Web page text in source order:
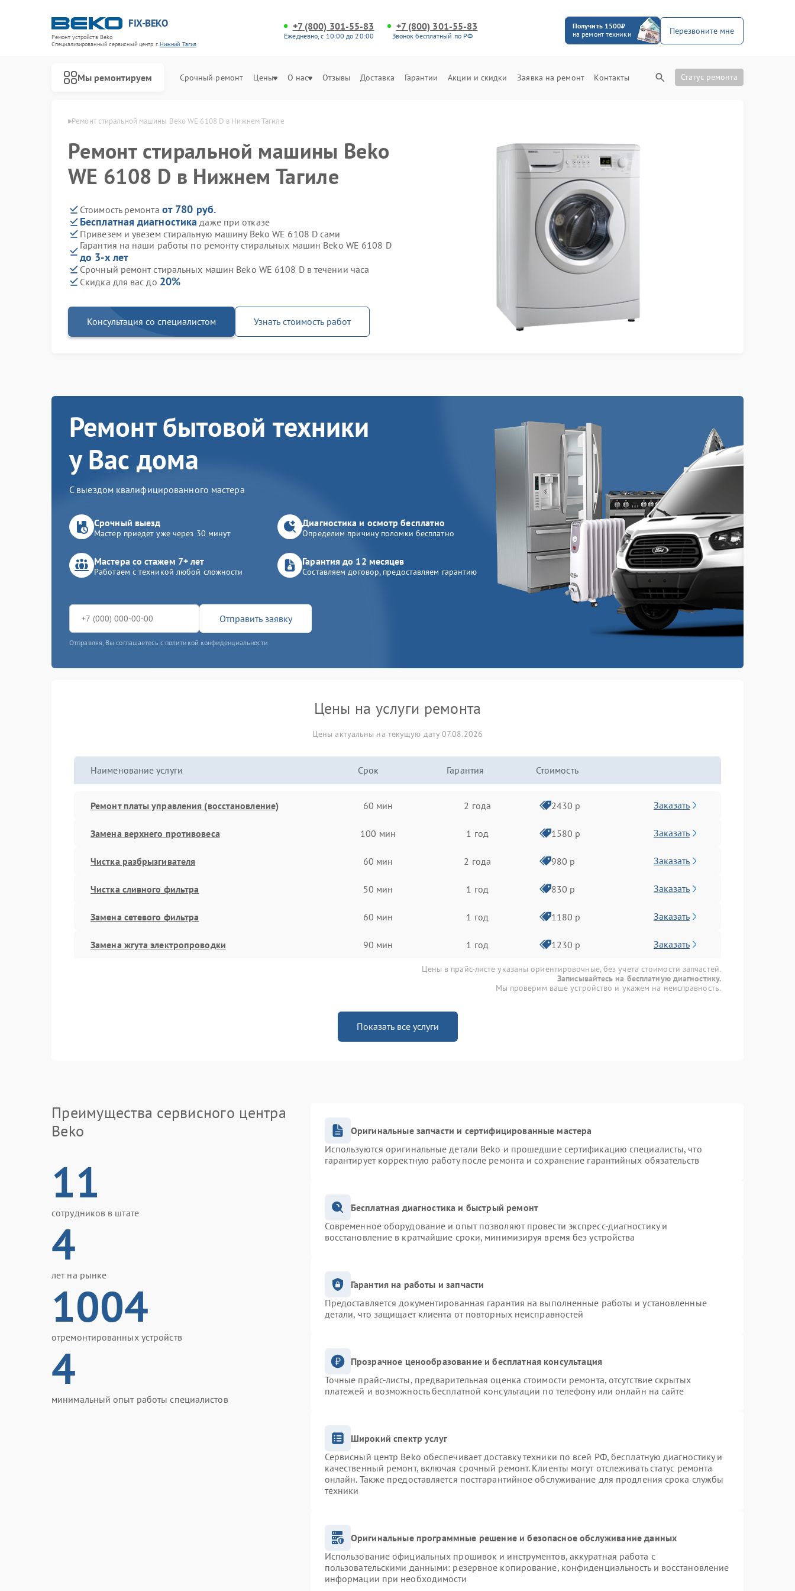
FIX-BEKO
Ремонт устройств Beko
Специализированный cервисный центр г.Нижний Тагил
+7 (800) 301-55-83
Ежедневно, с 10:00 до 20:00
+7 (800) 301-55-83
Звонок бесплатный по РФ
Получить 1500₽
на ремонт техники
Перезвоните мне
Мы ремонтируем Срочный ремонт Цены О нас Отзывы Доставка Гарантии Акции и скидки Заявка на ремонт Контакты Статус ремонта
в Нижнем Тагиле Ремонт стиральной машины Beko WE 6108 D в Нижнем Тагиле
Ремонт стиральной машины Beko
WE 6108 D в Нижнем Тагиле
Стоимость ремонта от 780 руб.
Бесплатная диагностика даже при отказе
Привезем и увезем стиральную машину Beko WE 6108 D сами
Гарантия на наши работы по ремонту стиральных машин Beko WE 6108 D
до 3-х лет
Срочный ремонт стиральных машин Beko WE 6108 D в течении часа
Скидка для вас до 20%
Консультация со специалистом Узнать стоимость работ
Ремонт бытовой техники
у Вас дома
С выездом квалифицированного мастера
Срочный выезд
Мастер приедет уже через 30 минут
Диагностика и осмотр бесплатно
Определим причину поломки бесплатно
Мастера со стажем 7+ лет
Работаем с техникой любой сложности
Гарантия до 12 месяцев
Составляем договор, предоставляем гарантию
Отправить заявку
Отправляя, Вы соглашаетесь с политикой конфиденциальности
Цены на услуги ремонта
Цены актуальны на текущую дату 07.08.2026
Наименование услуги Срок Гарантия Стоимость
Ремонт платы управления (восстановление) 60 мин 2 года 2430 р Заказать
Замена верхнего противовеса 100 мин 1 год 1580 р Заказать
Чистка разбрызгивателя 60 мин 2 года 980 р Заказать
Чистка сливного фильтра 50 мин 1 год 830 р Заказать
Замена сетевого фильтра 60 мин 1 год 1180 р Заказать
Замена жгута электропроводки 90 мин 1 год 1230 р Заказать
Цены в прайс-листе указаны ориентировочные, без учета стоимости запчастей.
Записывайтесь на бесплатную диагностику.
Мы проверим ваше устройство и укажем на неисправность.
Показать все услуги
Преимущества сервисного центра
Beko
11
сотрудников в штате
4
лет на рынке
1004
отремонтированных устройств
4
минимальный опыт работы специалистов
Оригинальные запчасти и сертифицированные мастера
Используются оригинальные детали Beko и прошедшие сертификацию специалисты, что
гарантирует корректную работу после ремонта и сохранение гарантийных обязательств
Бесплатная диагностика и быстрый ремонт
Современное оборудование и опыт позволяют провести экспресс-диагностику и
восстановление в кратчайшие сроки, минимизируя время без устройства
Гарантия на работы и запчасти
Предоставляется документированная гарантия на выполненные работы и установленные
детали, что защищает клиента от повторных неисправностей
Прозрачное ценообразование и бесплатная консультация
Точные прайс-листы, предварительная оценка стоимости ремонта, отсутствие скрытых
платежей и возможность бесплатной консультации по телефону или онлайн на сайте
Широкий спектр услуг
Сервисный центр Beko обеспечивает доставку техники по всей РФ, бесплатную диагностику и
качественный ремонт, включая срочный ремонт. Клиенты могут отслеживать статус ремонта
онлайн. Также предоставляется постгарантийное обслуживание для продления срока службы
техники
Оригинальные программные решение и безопасное обслуживание данных
Использование официальных прошивок и инструментов, аккуратная работа с
пользовательскими данными: резервное копирование, конфиденциальность и восстановление
информации при необходимости